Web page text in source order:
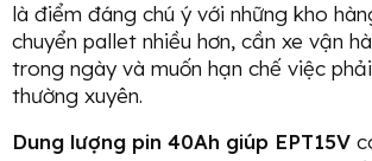
là điểm đáng chú ý với những kho
chuyển pallet nhiều hơn, cần xe vận
trong ngày và muốn hạn chế việc
thường xuyên.
Dung lượng pin 40Ah giúp EPT15V